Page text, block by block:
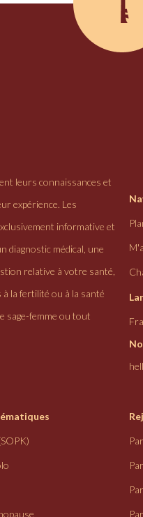
leurs connaissances et
expérience. Les
informative et
diagnostic médical, une
relative à votre santé,
à la fertilité ou à la santé
sage-femme ou tout